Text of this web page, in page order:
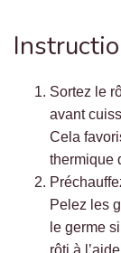
Sortez le
avant
Cela
thermique
Pelez les
le germe
rôti à